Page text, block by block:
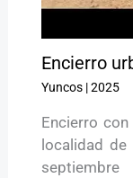
Encierro
Yuncos|2025
Encierro
localidad